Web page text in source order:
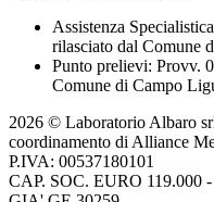
Assistenza
rilasciato dal Comune
Punto prelievi: Provv.
Comune di Campo
2026 © Laboratorio Albaro
coordinamento di Alliance
P.IVA: 00537180101
CAP. SOC. EURO 119.000